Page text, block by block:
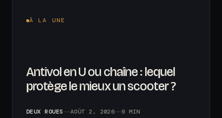
À LA UNE
Antivol en U ou chaîne : lequel
protège le mieux un scooter ?
DEUX ROUES AOÛT 2, 2026 9 MIN